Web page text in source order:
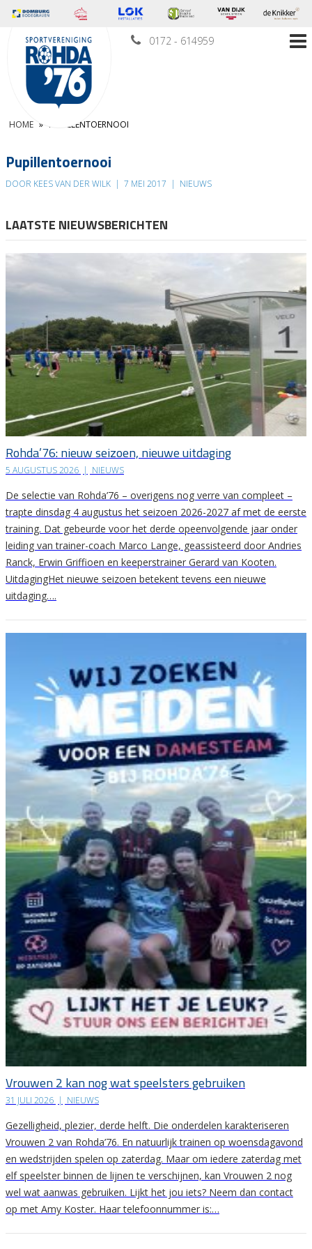
0172 - 614959
HOME » PUPILLENTOERNOOI
Pupillentoernooi
DOOR KEES VAN DER WILK | 7 MEI 2017 | NIEUWS
LAATSTE NIEUWSBERICHTEN
Rohda’76: nieuw seizoen, nieuwe uitdaging
5 AUGUSTUS 2026 | NIEUWS
De selectie van Rohda’76 – overigens nog verre van compleet –
trapte dinsdag 4 augustus het seizoen 2026-2027 af met de eerste
training. Dat gebeurde voor het derde opeenvolgende jaar onder
leiding van trainer-coach Marco Lange, geassisteerd door Andries
Ranck, Erwin Griffioen en keeperstrainer Gerard van Kooten.
UitdagingHet nieuwe seizoen betekent tevens een nieuwe
uitdaging….
Vrouwen 2 kan nog wat speelsters gebruiken
31 JULI 2026 | NIEUWS
Gezelligheid, plezier, derde helft. Die onderdelen karakteriseren
Vrouwen 2 van Rohda’76. En natuurlijk trainen op woensdagavond
en wedstrijden spelen op zaterdag. Maar om iedere zaterdag met
elf speelster binnen de lijnen te verschijnen, kan Vrouwen 2 nog
wel wat aanwas gebruiken. Lijkt het jou iets? Neem dan contact
op met Amy Koster. Haar telefoonnummer is:…